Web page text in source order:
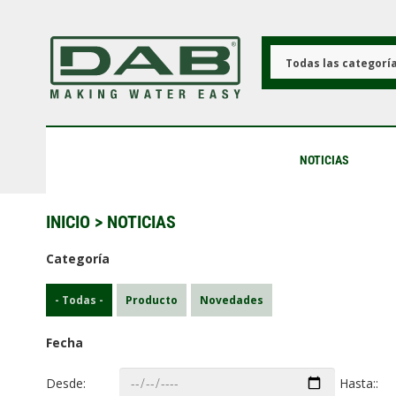
contenido
Todas las
NOTICIAS
INICIO > NOTICIAS
Categoría
- Todas - Producto Novedades
Fecha
Desde: Hasta::